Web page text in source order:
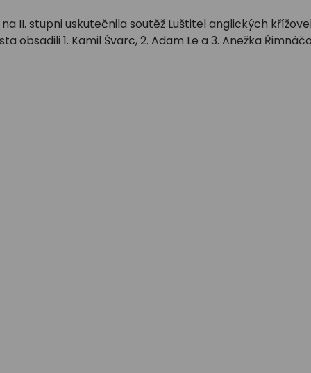
II. stupni uskutečnila soutěž Luštitel anglických
obsadili 1. Kamil Švarc, 2. Adam Le a 3. Anežka